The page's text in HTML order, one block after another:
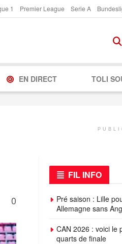
1 Premier League Serie A
EN DIRECT TOLI
0
FIL INFO
Pré saison : Lille
Allemagne sans
CAN 2026 : voici le
quarts de finale